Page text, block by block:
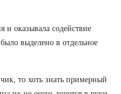
и оказывала содействие
выделено в отдельное
то хоть знать примерный